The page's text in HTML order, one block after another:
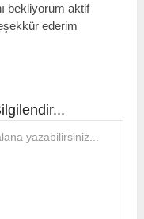
bekliyorum aktif
ederim